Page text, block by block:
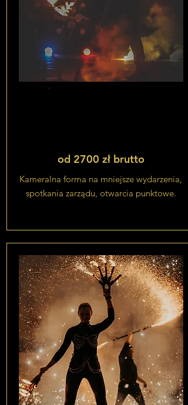
od 2700 zł brutto
Kameralna forma na mniejsze wydarzenia,
spotkania zarządu, otwarcia punktowe.